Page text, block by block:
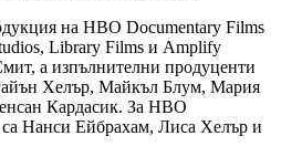
на HBO Documentary Films
Library Films и Amplify
а изпълнителни продуценти
Хелър, Майкъл Блум, Мария
Кардасик. За HBO
Нанси Ейбрахам, Лиса Хелър и